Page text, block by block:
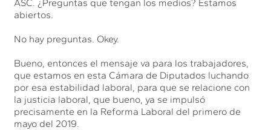
ASC. ¿Preguntas que tengan los medios? Estamos
abiertos.
No hay preguntas. Okey.
Bueno, entonces el mensaje va para los trabajadores,
que estamos en esta Cámara de Diputados luchando
por esa estabilidad laboral, para que se relacione con
la justicia laboral, que bueno, ya se impulsó
precisamente en la Reforma Laboral del primero de
mayo del 2019.